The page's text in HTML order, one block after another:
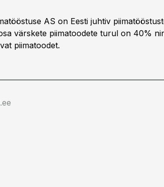
AS on Eesti juhtiv
värskete piimatoodete turul on 40%
piimatoodet.